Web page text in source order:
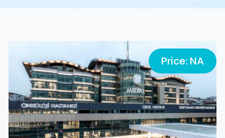
Price: NA